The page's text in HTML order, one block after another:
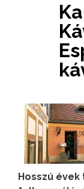
Hosszú